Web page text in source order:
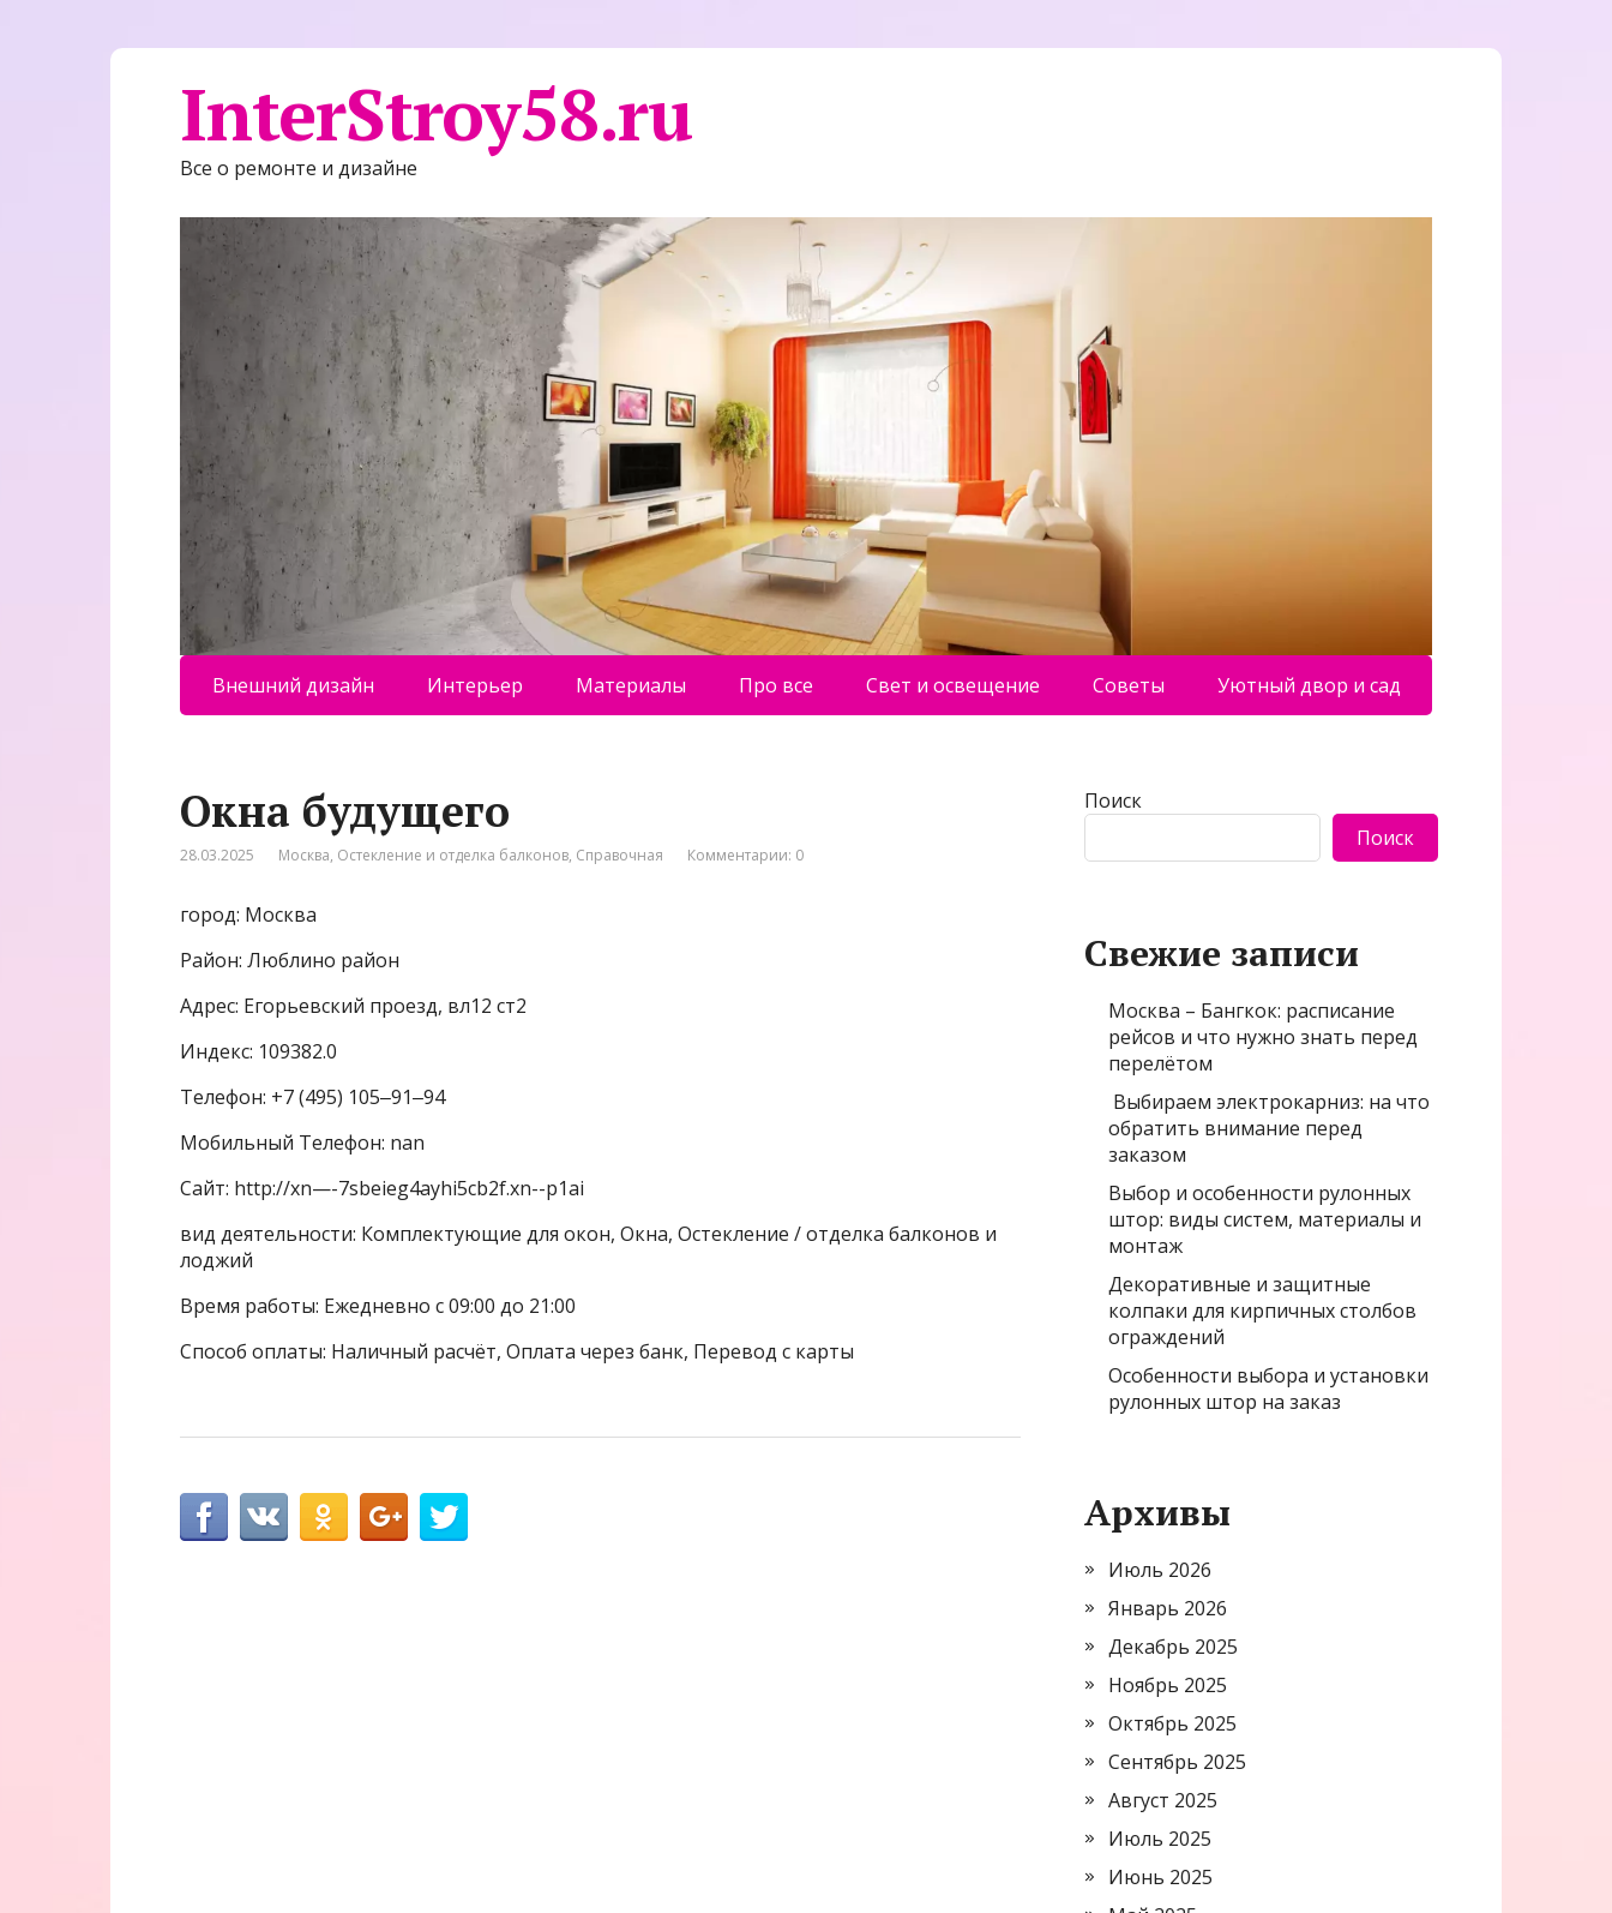
InterStroy58.ru
Все о ремонте и дизайне
Внешний дизайн Интерьер Материалы Про все Свет и освещение Советы Уютный двор и сад
Окна будущего
28.03.2025 Москва, Остекление и отделка балконов, Справочная Комментарии: 0
город: Москва
Район: Люблино район
Адрес: Егорьевский проезд, вл12 ст2
Индекс: 109382.0
Телефон: +7 (495) 105‒91‒94
Мобильный Телефон: nan
Сайт: http://xn—-7sbeieg4ayhi5cb2f.xn--p1ai
вид деятельности: Комплектующие для окон, Окна, Остекление / отделка балконов и
лоджий
Время работы: Ежедневно с 09:00 до 21:00
Способ оплаты: Наличный расчёт, Оплата через банк, Перевод с карты
Поиск
Поиск
Свежие записи
Москва – Бангкок: расписание
рейсов и что нужно знать перед
перелётом
Выбираем электрокарниз: на что
обратить внимание перед
заказом
Выбор и особенности рулонных
штор: виды систем, материалы и
монтаж
Декоративные и защитные
колпаки для кирпичных столбов
ограждений
Особенности выбора и установки
рулонных штор на заказ
Архивы
Июль 2026
Январь 2026
Декабрь 2025
Ноябрь 2025
Октябрь 2025
Сентябрь 2025
Август 2025
Июль 2025
Июнь 2025